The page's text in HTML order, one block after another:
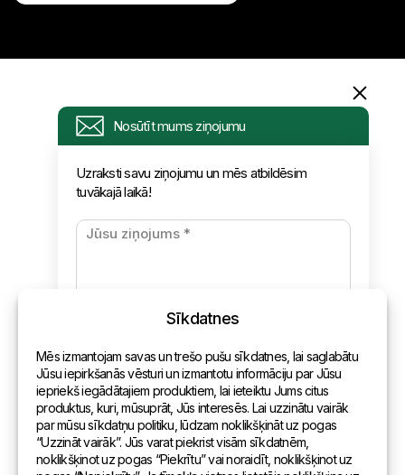
Nosūtīt mums ziņojumu
Uzraksti savu ziņojumu un mēs atbildēsim
tuvākajā laikā!
Informācija
Pieprasījums
Apmaksa un piegāde
Kontakti
Vispārēja informācija
Pārstāvniecības pasaulē
Adrese
Sīkdatnes
Mēs izmantojam savas un trešo pušu sīkdatnes, lai saglabātu
Jūsu iepirkšanās vēsturi un izmantotu informāciju par Jūsu
iepriekš iegādātajiem produktiem, lai ieteiktu Jums citus
produktus, kuri, mūsuprāt, Jūs interesēs. Lai uzzinātu vairāk
par mūsu sīkdatņu politiku, lūdzam noklikšķināt uz pogas
“Uzzināt vairāk”. Jūs varat piekrist visām sīkdatnēm,
noklikšķinot uz pogas “Piekrītu” vai noraidīt, noklikšķinot uz